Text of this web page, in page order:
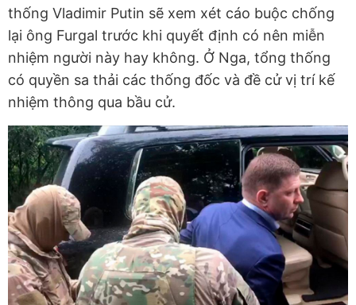
thống Vladimir Putin sẽ xem xét cáo buộc chống
lại ông Furgal trước khi quyết định có nên miễn
nhiệm người này hay không. Ở Nga, tổng thống
có quyền sa thải các thống đốc và đề cử vị trí kế
nhiệm thông qua bầu cử.